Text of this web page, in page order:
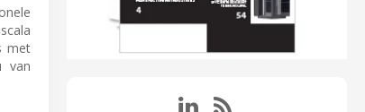
met
van